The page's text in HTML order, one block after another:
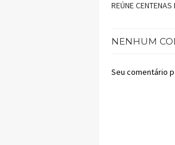
REÚNE
NENHUM
Seu comentário